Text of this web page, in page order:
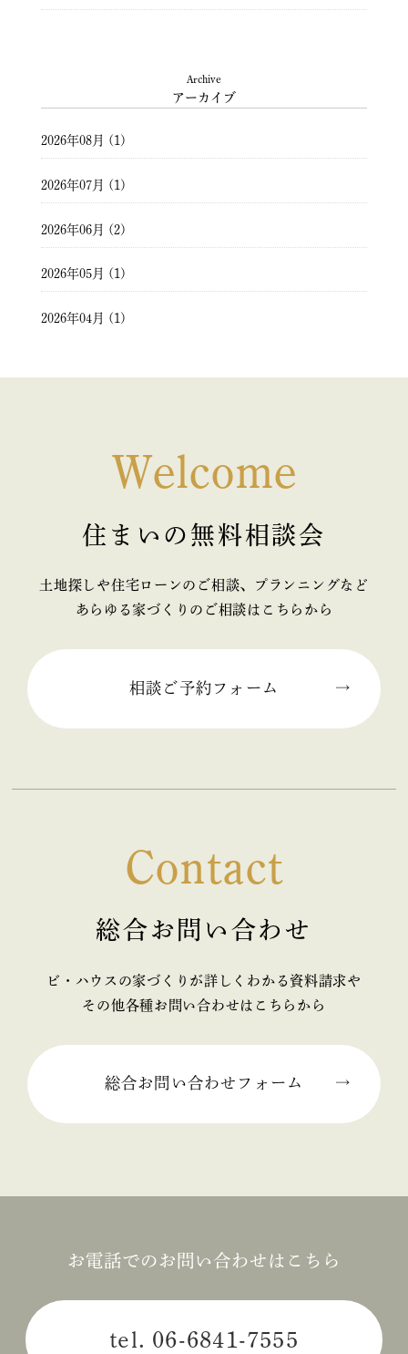
Archive
アーカイブ
2026年08月 (1)
2026年07月 (1)
2026年06月 (2)
2026年05月 (1)
2026年04月 (1)
2025年11月 (2)
2025年10月 (1)
2025年07月 (2)
2025年02月 (2)
2025年01月 (1)
2024年11月 (1)
2024年10月 (1)
2024年06月 (1)
2024年04月 (3)
Welcome
住まいの無料相談会
土地探しや住宅ローンのご相談、プランニングなど
あらゆる家づくりのご相談はこちらから
相談ご予約フォーム
Contact
総合お問い合わせ
ビ・ハウスの家づくりが詳しくわかる資料請求や
その他各種お問い合わせはこちらから
総合お問い合わせフォーム
お電話でのお問い合わせはこちら
tel. 06-6841-7555